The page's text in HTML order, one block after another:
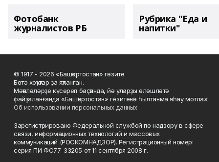
Фотобанк
журналистов РБ
Рубрика "Еда и
напитки"
© 1917 - 2026 «Башҡортостан» гәзите.
Бөтә хоҡуҡтар ҙа яҡланған.
Мәҡәләләрҙе күсереп баҫҡанда, йә уларҙы өлөшләтә
файҙаланғанда «Башҡортостан» гәзитенә һылтанма яһау мотлаҡ.
Об использовании персональных данных
Зарегистрировано Федеральной службой по надзору в сфере
связи, информационных технологий и массовых
коммуникаций (РОСКОМНАДЗОР). Регистрационный номер:
серия ПИ ФС77-33205 от 11 сентября 2008 г.